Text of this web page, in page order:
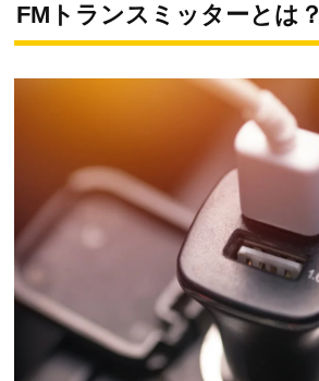
FMトランスミッターとは？